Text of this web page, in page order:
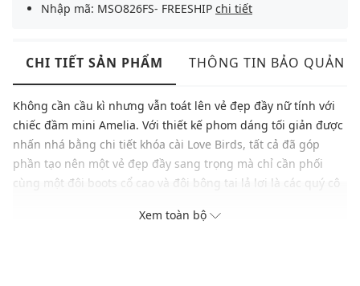
Nhập mã: MSO826FS- FREESHIP chi tiết
CHI TIẾT SẢN PHẨM THÔNG TIN BẢO QUẢN
Không cần cầu kì nhưng vẫn toát lên vẻ đẹp đầy nữ tính với
chiếc đầm mini Amelia. Với thiết kế phom dáng tối giản được
nhấn nhá bằng chi tiết khóa cài Love Birds, tất cả đã góp
phần tạo nên một vẻ đẹp đầy sang trọng mà chỉ cần phối
cùng một đôi boots cổ cao và đôi bông tai lả lơi là các quý cô
Xem toàn bộ